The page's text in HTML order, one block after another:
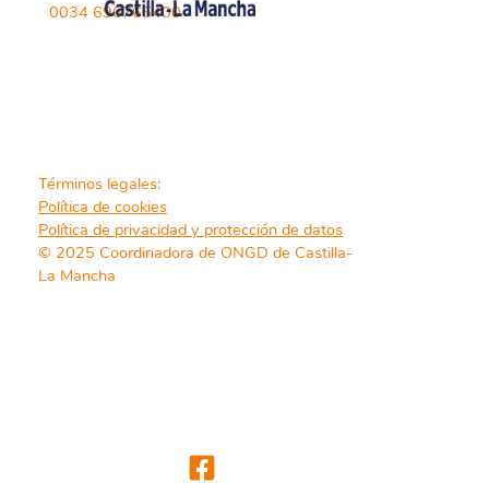
0034 696765400
Términos legales:
Política de cookies
Política de privacidad y protección de datos
© 2025 Coordinadora de ONGD de Castilla-
La Mancha